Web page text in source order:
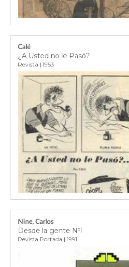
Calé
¿A Usted no le Pasó?
Revista | 1953
Nine, Carlos
Desde la gente Nº1
Revista Portada | 1991